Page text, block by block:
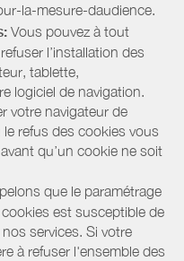
la-mesure-daudience.
Vous pouvez à tout
l’installation des
tablette,
logiciel de navigation.
votre navigateur de
le refus des cookies vous
qu’un cookie ne soit
que le paramétrage
est susceptible de
services. Si votre
à refuser l'ensemble des